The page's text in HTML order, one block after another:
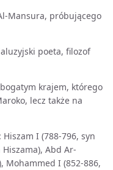
Mansura, próbującego
poeta, filozof
krajem, którego
lecz także na
I (788-796, syn
Abd Ar-
Mohammed I (852-886,